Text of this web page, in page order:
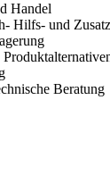
Handel
Hilfs- und
Beratung